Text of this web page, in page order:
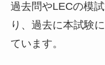
過去問やLECの模
り、過去に本試験
ています。